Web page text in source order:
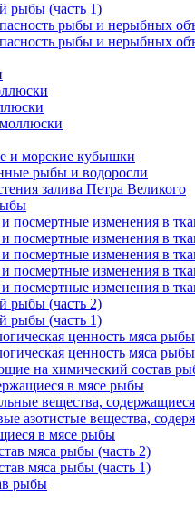
рыбы (часть 1)
рыбы и нерыбных
рыбы и нерыбных
и морские кубышки
рыбы и водоросли
залива Петра Великого
посмертные изменения в
посмертные изменения в
посмертные изменения в
посмертные изменения в
посмертные изменения в
рыбы (часть 2)
рыбы (часть 1)
ценность мяса рыбы
ценность мяса рыбы
на химический состав
в мясе рыбы
вещества,
азотистые вещества,
в мясе рыбы
мяса рыбы (часть 2)
мяса рыбы (часть 1)
рыбы